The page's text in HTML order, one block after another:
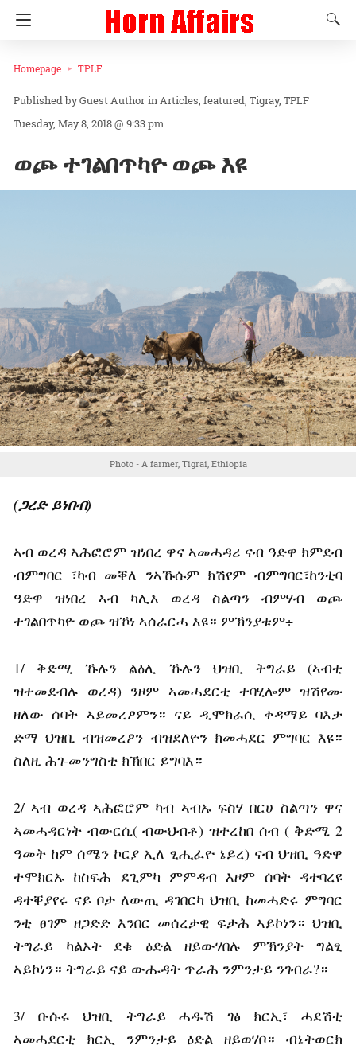
Homepage TPLF
Guest Author inArticles featured Tigray TPLF
Tuesday, May 8, 2018 @ 9:33 pm
ወጮ ተገልበጥካዮ ወጮ እዩ
Photo - A farmer, Tigrai, Ethiopia
(ጋረድ ይነበብ)
ኣብ ወረዳ ኣሕፎሮም ዝነበረ ዋና ኣመሓዳሪ ናብ ዓድዋ ክምደብ
ብምግባር ፣ካብ መቐለ ንኣኹሱም ክሽየም ብምግባር፣ከንቲባ
ዓድዋ ዝነበረ ኣብ ካሊእ ወረዳ ስልጣን ብምሃብ ወጮ
ተገልበጥካዮ ወጮ ዝኾነ ኣሰራርሓ እዩ። ምኽንያቱም÷
1/ ቅድሚ ኹሉን ልዕሊ ኹሉን ህዝቢ ትግራይ (ኣብቲ
ዝተመደብሉ ወረዳ) ንዞም ኣመሓደርቲ ተባሂሎም ዝሽየሙ
ዘለው ሰባት ኣይመረፆምን። ናይ ዲሞክራሲ ቀዳማይ ባእታ
ድማ ህዝቢ ብዝመረፆን ብዝደለዮን ክመሓደር ምግባር እዩ።
ስለዚ ሕገ-መንግስቲ ክኽበር ይግባእ።
2/ ኣብ ወረዳ ኣሕፎሮም ካብ ኣብኡ ፍስሃ በርሀ ስልጣን ዋና
ኣመሓዳርነት ብውርሲ( ብውህብቶ) ዝተረከበ ሰብ ( ቅድሚ 2
ዓመት ከም ሰሜን ኮርያ ኢለ ፂሒፈዮ ኔይረ) ናብ ህዝቢ ዓድዋ
ተሞክርኡ ከስፍሕ ደጊምካ ምምዳብ እዞም ሰባት ዳተባረዩ
ዳተቐያየሩ ናይ ቦታ ለውጢ ዳገበርካ ህዝቢ ከመሓድሩ ምግባር
ንቲ ፀገም ዘጋድድ እንበር መሰረታዊ ፍታሕ ኣይኮነን። ህዝቢ
ትግራይ ካልኦት ደቁ ዕድል ዘይውሃበሉ ምኽንያት ግልፂ
ኣይኮነን። ትግራይ ናይ ውሑዳት ጥራሕ ንምንታይ ንገብራ?።
3/ ቡሱሩ ህዝቢ ትግራይ ሓዱሽ ገፅ ክርኢ፣ ሓደሽቲ
ኣመሓደርቲ ክርኢ ንምንታይ ዕድል ዘይወሃቦ። ብኔትወርክ